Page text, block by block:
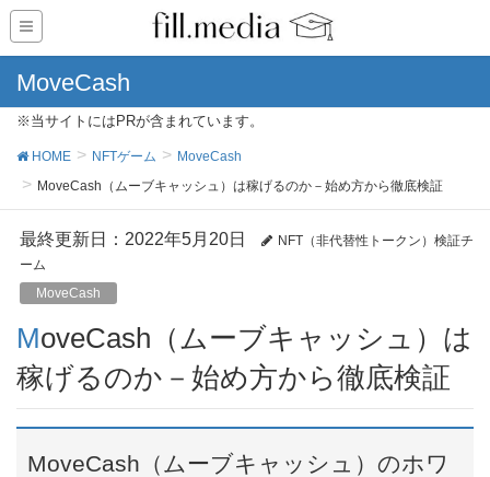
MoveCash
※当サイトにはPRが含まれています。
HOME NFTゲーム
MoveCash
MoveCash（ムーブキャッシュ）は稼げるのか－始め方から徹底検証
最終更新日：2022年5月20日
NFT（非代替性トークン）検証チ
ーム
MoveCash
MoveCash（ムーブキャッシュ）は
稼げるのか－始め方から徹底検証
MoveCash（ムーブキャッシュ）のホワ